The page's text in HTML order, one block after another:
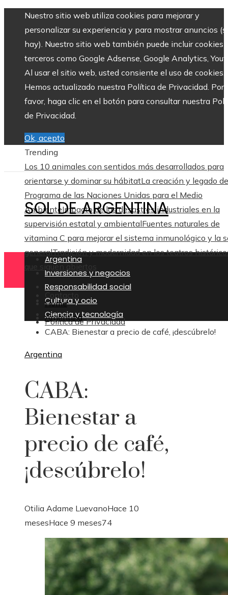
Nuestro sitio web utiliza cookies para mejorar y
personalizar su experiencia y para mostrar anuncios
hay). Nuestro sitio web también puede incluir cookies
terceros como Google Adsense, Google Analytics,
Al usar el sitio web, usted consiente el uso de cookies.
Hemos actualizado nuestra Política de Privacidad. Por
favor, haga clic en el botón para consultar nuestra
de Privacidad.
Ok, acepto
Trending
Los 10 animales con sentidos más desarrollados para
orientarse y dominar su hábitatLa creación y legado
Programa de las Naciones Unidas para el Medio
AmbienteImpacto de los desastres industriales en la
supervisión estatal y ambientalFuentes naturales de
vitamina C para mejorar el sistema inmunológico y la
generalTradición y modernidad en los teatros
que siguen abiertos
Contacto
Política de Privacidad
SOL DE ARGENTINA
Argentina
Inversiones y negocios
Responsabilidad social
Cultura y ocio
Ciencia y tecnología
Home
Argentina
CABA: Bienestar a precio de café, ¡descúbrelo!
Argentina
CABA:
Bienestar a
precio de café,
¡descúbrelo!
Otilia Adame LuevanoHace 10
mesesHace 9 meses74